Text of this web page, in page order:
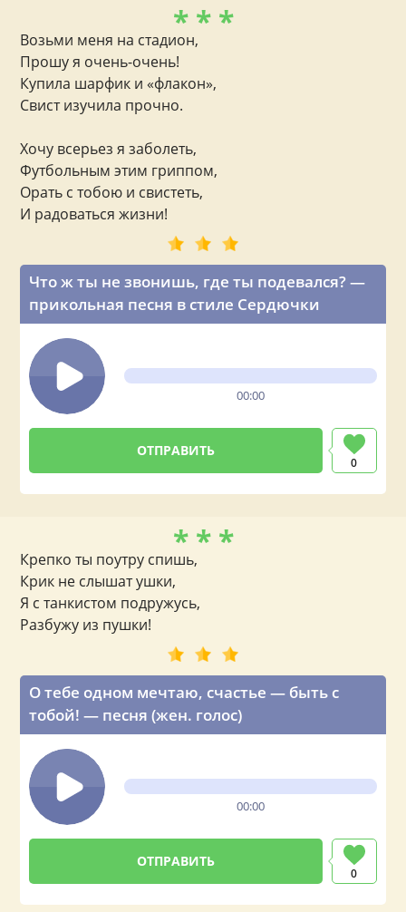
Что ж ты не звонишь, где ты подевался? —
прикольная песня в стиле Сердючки
00:00
0
* * *
Возьми меня на стадион,
Прошу я очень-очень!
Купила шарфик и «флакон»,
Свист изучила прочно.
Хочу всерьез я заболеть,
Футбольным этим гриппом,
Орать с тобою и свистеть,
И радоваться жизни!
О тебе одном мечтаю, счастье — быть с
тобой! — песня (жен. голос)
00:00
0
* * *
Крепко ты поутру спишь,
Крик не слышат ушки,
Я с танкистом подружусь,
Разбужу из пушки!